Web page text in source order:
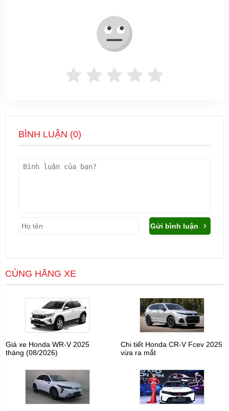
BÌNH LUẬN (0)
Gửi bình luận
CÙNG HÃNG XE
Giá xe Honda WR-V 2025
tháng (08/2026)
Chi tiết Honda CR-V Fcev 2025
vừa ra mắt